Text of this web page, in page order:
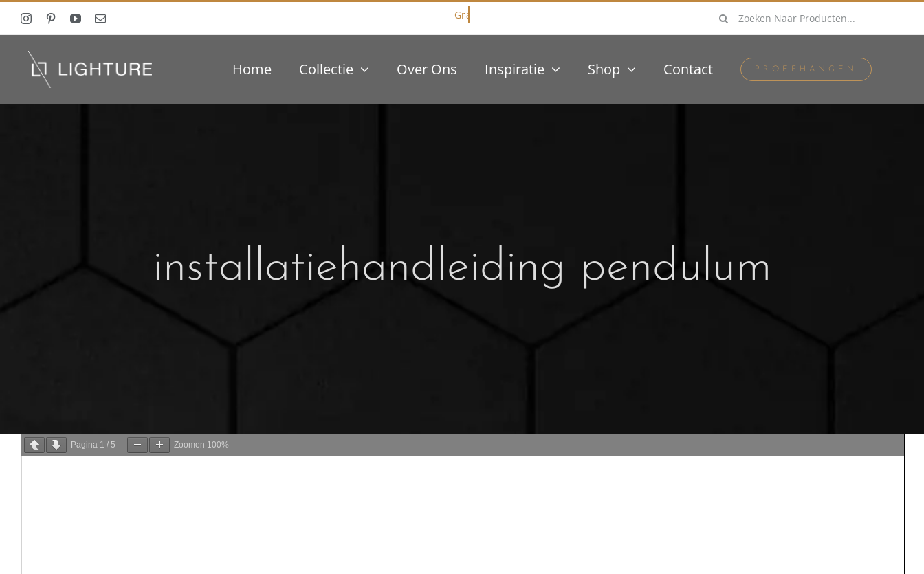
inhoud
Zoeken
naar:
Home Collectie Over Ons Inspiratie Shop Contact PROEFHANGEN
installatiehandleiding pendulum
Pagina 1 / 5 Zoomen 100%